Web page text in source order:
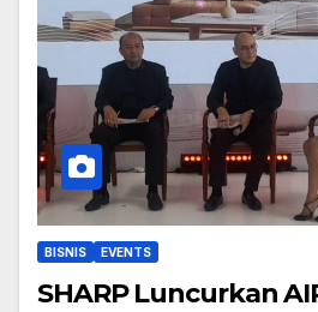
BISNIS EVENTS
SHARP Luncurkan